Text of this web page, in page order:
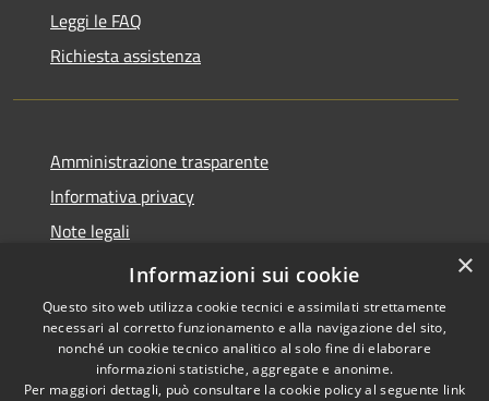
Leggi le FAQ
Richiesta assistenza
Amministrazione trasparente
Informativa privacy
Note legali
Dichiarazione di accessibilità
Copyright © 2026 • Comune di
×
Informazioni sui cookie
Questo sito web utilizza cookie tecnici e assimilati strettamente
necessari al corretto funzionamento e alla navigazione del sito,
nonché un cookie tecnico analitico al solo fine di elaborare
informazioni statistiche, aggregate e anonime.
Per maggiori dettagli, può consultare la cookie policy al seguente link